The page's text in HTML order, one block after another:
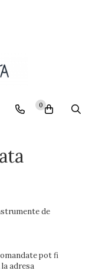
0
de
pot fi
adresa